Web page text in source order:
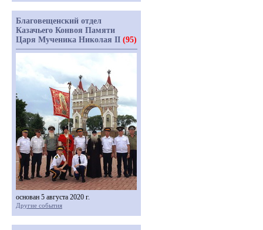
Благовещенский отдел
Казачьего Конвоя Памяти
Царя Мученика Николая II (95)
основан 5 августа 2020 г.
Другие события